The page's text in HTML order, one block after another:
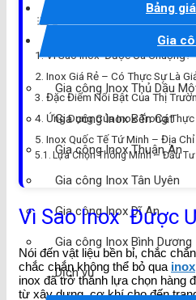
Bảng
Gia
Gia công Inox Thủ Dầu
Gia công Inox Bến Cát
Gia công Inox Thuận An
Gia công Inox Tân Uyên
Gia công Inox Dĩ An
Gia công Inox Bình Dương
Dịch vụ
Vì Sao Inox Được Ưa Chuộng?
Inox Giá Rẻ – Có Thực Sự Là
Đặc Điểm Nổi Bật Của Thị
Ứng Dụng Của Inox Trong Thực
Inox Quốc Tế Tứ Minh – Địa
Lựa Chọn Thông Minh – Đầu
Vì Sao Inox Được
Nói đến vật liệu bền bỉ, chắc
chắc chắn không thể bỏ qua inox
inox đã trở thành lựa chọn hàng
từ xây dựng, cơ khí cho đến